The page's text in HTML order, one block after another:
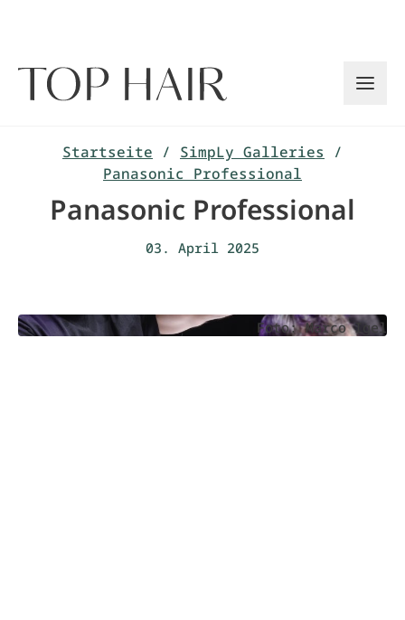
Startseite / SimpLy Galleries
/
Panasonic Professional
Panasonic Professional
03. April 2025
Foto: Marco Igel